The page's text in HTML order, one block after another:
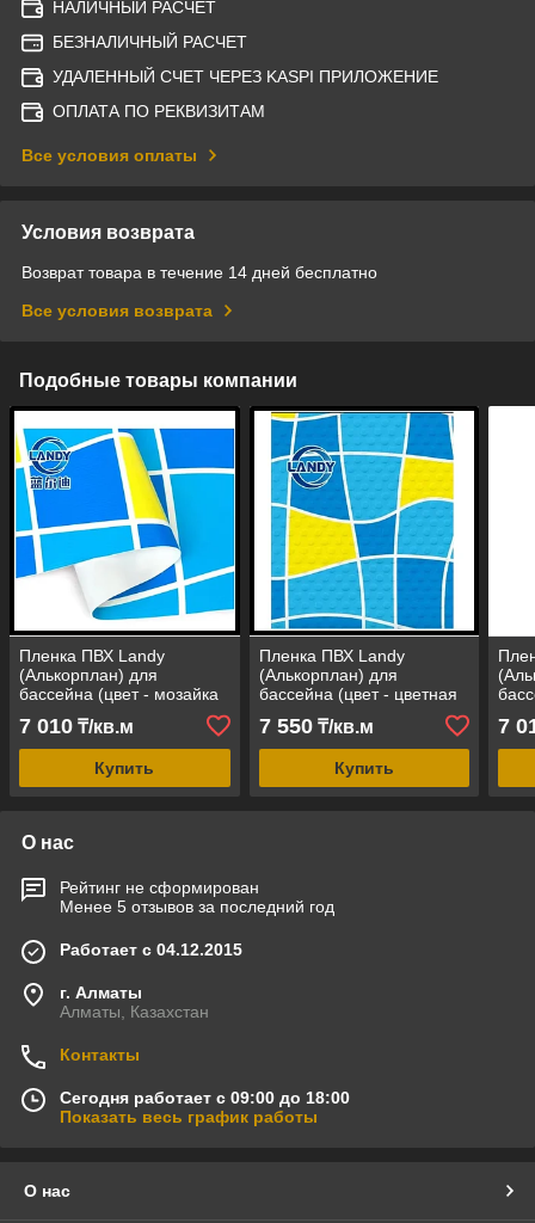
НАЛИЧНЫЙ РАСЧЕТ
БЕЗНАЛИЧНЫЙ РАСЧЕТ
УДАЛЕННЫЙ СЧЕТ ЧЕРЕЗ KASPI ПРИЛОЖЕНИЕ
ОПЛАТА ПО РЕКВИЗИТАМ
Все условия оплаты
Условия возврата
Возврат товара в течение 14 дней бесплатно
Все условия возврата
Подобные товары компании
Пленка ПВХ Landy
(Алькорплан) для
бассейна (цвет - мозайка
цветная, ширина = 1,80 м,
армированная)
7 010 ₸/кв.м
Купить
Пленка ПВХ Landy
(Алькорплан) для
бассейна (цвет - цветная
мозайка антислип,
ширина = 1,80 м,
армированная)
7 550₸/кв.м
Купить
7
О нас
Рейтинг не сформирован
Менее 5 отзывов за последний год
Работает с 04.12.2015
г. Алматы
Алматы, Казахстан
Контакты
Сегодня работает с 09:00 до 18:00
Показать весь график работы
О нас